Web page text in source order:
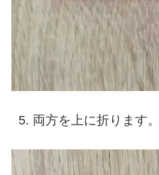
両方を上に折ります。